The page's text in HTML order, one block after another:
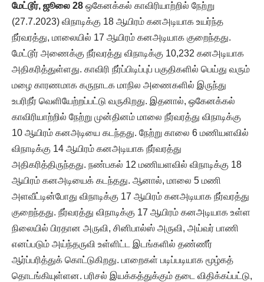
மேட்டூர், ஜூலை 28 ஒகேனக்கல் காவிரியாற்றில் நேற்று
(27.7.2023) விநாடிக்கு 18 ஆயிரம் கனஅடியாக உயர்ந்த
நீர்வரத்து, மாலையில் 17 ஆயிரம் கனஅடியாக குறைந்தது.
மேட்டூர் அணைக்கு நீர்வரத்து விநாடிக்கு 10,232 கனஅடியாக
அதிகரித்துள்ளது. காவிரி நீர்ப்பிடிப்புப் பகுதிகளில் பெய்து வரும்
மழை காரணமாக கருநாடக மாநில அணைகளில் இருந்து
உபரிநீர் வெளியேற்றப்பட்டு வருகிறது. இதனால், ஒகேனக்கல்
காவிரியாற்றில் நேற்று முன்தினம் மாலை நீர்வரத்து விநாடிக்கு
10 ஆயிரம் கனஅடியை கடந்தது. நேற்று காலை 6 மணியளவில்
விநாடிக்கு 14 ஆயிரம் கனஅடியாக நீர்வரத்து
அதிகரித்திருந்தது. நண்பகல் 12 மணியளவில் விநாடிக்கு 18
ஆயிரம் கனஅடியைக் கடந்தது. ஆனால், மாலை 5 மணி
அளவீட்டின்போது விநாடிக்கு 17 ஆயிரம் கனஅடியாக நீர்வரத்து
குறைந்தது. நீர்வரத்து விநாடிக்கு 17 ஆயிரம் கனஅடியாக உள்ள
நிலையில் பிரதான அருவி, சினிபால்ஸ் அருவி, அய்வர் பாணி
எனப்படும் அய்ந்தருவி உள்ளிட்ட இடங்களில் தண்ணீர்
ஆர்ப்பரித்துக் கொட்டுகிறது. பாறைகள் படிப்படியாக மூழ்கத்
தொடங்கியுள்ளன. பரிசல் இயக்கத்துக்கும் தடை விதிக்கப்பட்டு,